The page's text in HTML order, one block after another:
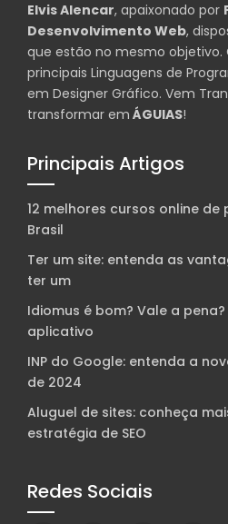
Elvis Alencar, apaixonado por
Desenvolvimento Web,
que estão no mesmo objetivo.
principais Linguagens de
em Designer Gráfico. Vem
transformar em ÁGUIAS!
Principais Artigos
12 melhores cursos online
Brasil
Ter um site: entenda as
ter um
Idiomus é bom? Vale a
aplicativo
INP do Google: entenda a
de 2024
Aluguel de sites: conheça
estratégia de SEO
Redes Sociais